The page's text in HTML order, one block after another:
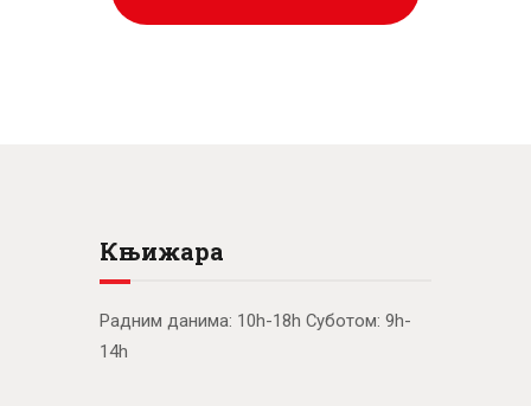
Књижара
Радним данима: 10h-18h Суботом: 9h-
14h